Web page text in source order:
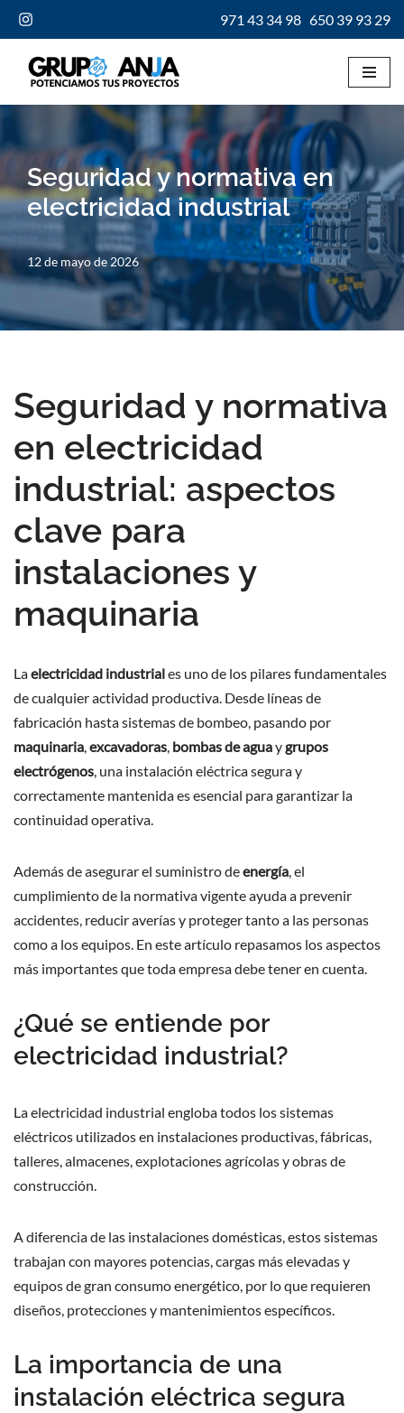
971 43 34 98 650 39 93 29
Seguridad y normativa en
electricidad industrial
12 de mayo de 2026
Seguridad y normativa
en electricidad
industrial: aspectos
clave para
instalaciones y
maquinaria
Laelectricidad industriales uno de los pilares fundamentales
de cualquier actividad productiva. Desde líneas de
fabricación hasta sistemas de bombeo, pasando por
maquinaria,excavadoras, bombas de aguaygrupos
electrógenos, una instalación eléctrica segura y
correctamente mantenida es esencial para garantizar la
continuidad operativa.
Además de asegurar el suministro deenergía, el
cumplimiento de la normativa vigente ayuda a prevenir
accidentes, reducir averías y proteger tanto a las personas
como a los equipos. En este artículo repasamos los aspectos
más importantes que toda empresa debe tener en cuenta.
¿Qué se entiende por
electricidad industrial?
La electricidad industrial engloba todos los sistemas
eléctricos utilizados en instalaciones productivas, fábricas,
talleres, almacenes, explotaciones agrícolas y obras de
construcción.
A diferencia de las instalaciones domésticas, estos sistemas
trabajan con mayores potencias, cargas más elevadas y
equipos de gran consumo energético, por lo que requieren
diseños, protecciones y mantenimientos específicos.
La importancia de una
instalación eléctrica segura